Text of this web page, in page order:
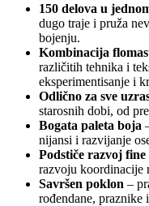
150 delova u
dugo traje i pruža
bojenju.
Kombinacija
različitih tehnika i
eksperimentisanje i
Odlično za sve
starosnih dobi, od
Bogata paleta boja
nijansi i razvijanje
Podstiče razvoj
razvoju koordinacije
Savršen poklon –
rođendane,